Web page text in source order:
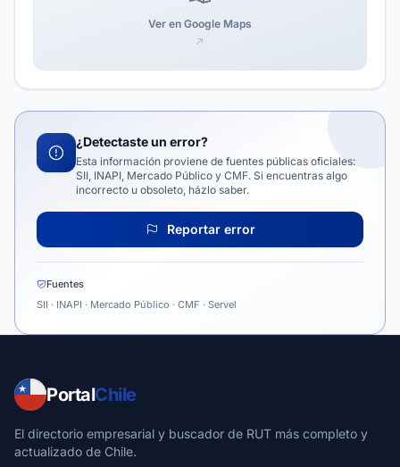
Ver en Google Maps
¿Detectaste un error?
Esta información proviene de fuentes públicas oficiales:
SII, INAPI, Mercado Público y CMF. Si encuentras algo
incorrecto u obsoleto, házlo saber.
Reportar error
Fuentes
SII · INAPI · Mercado Público · CMF · Servel
PortalChile
El directorio empresarial y buscador de RUT más completo y
actualizado de Chile.